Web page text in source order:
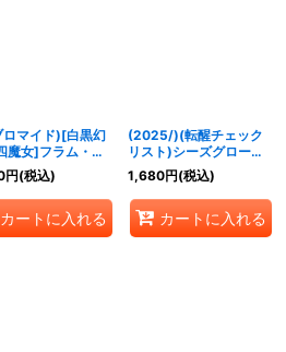
マイド)[白黒幻
魔女]フラム・サ
ア【-】{D01-13}
円(税込)
カートに入れる
(2025/)(転醒チェック
リスト)シーズグローリ
ー/天醒槍ロンゴ・ミニ
アス【-】{BSC47-
RVTX05}《多》
1,680円(税込)
カートに入れる